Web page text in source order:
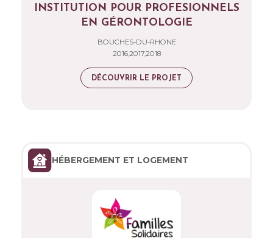
INSTITUTION POUR PROFESIONNELS
EN GÉRONTOLOGIE
BOUCHES-DU-RHONE
2016,2017,2018
DÉCOUVRIR LE PROJET
HÉBERGEMENT ET LOGEMENT